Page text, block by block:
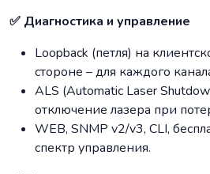
✅ Диагностика и управление
Loopback (петля) на
стороне – для каждого
ALS (Automatic Laser
отключение лазера при
WEB, SNMP v2/v3, CLI,
спектр управления.